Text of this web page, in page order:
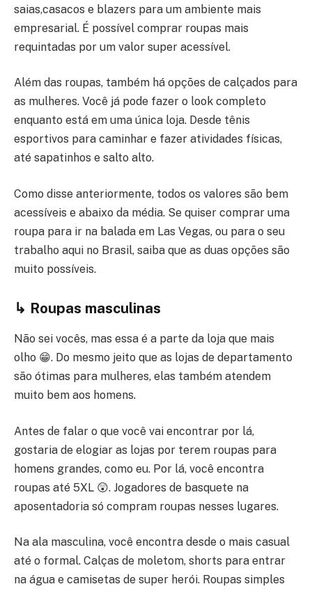
saias,casacos e blazers para um ambiente mais
empresarial. É possível comprar roupas mais
requintadas por um valor super acessível.
Além das roupas, também há opções de calçados para
as mulheres. Você já pode fazer o look completo
enquanto está em uma única loja. Desde tênis
esportivos para caminhar e fazer atividades físicas,
até sapatinhos e salto alto.
Como disse anteriormente, todos os valores são bem
acessíveis e abaixo da média. Se quiser comprar uma
roupa para ir na balada em Las Vegas, ou para o seu
trabalho aqui no Brasil, saiba que as duas opções são
muito possíveis.
↳ Roupas masculinas
Não sei vocês, mas essa é a parte da loja que mais
olho 😁. Do mesmo jeito que as lojas de departamento
são ótimas para mulheres, elas também atendem
muito bem aos homens.
Antes de falar o que você vai encontrar por lá,
gostaria de elogiar as lojas por terem roupas para
homens grandes, como eu. Por lá, você encontra
roupas até 5XL 😲. Jogadores de basquete na
aposentadoria só compram roupas nesses lugares.
Na ala masculina, você encontra desde o mais casual
até o formal. Calças de moletom, shorts para entrar
na água e camisetas de super herói. Roupas simples